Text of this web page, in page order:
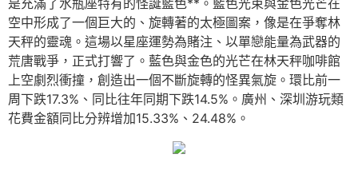
是充滿了水瓶座特有的怪誕藍色**。藍色光束與金色光芒在
空中形成了一個巨大的、旋轉著的太極圖案，像是在爭奪林
天秤的靈魂。這場以星座運勢為賭注、以單戀能量為武器的
荒唐戰爭，正式打響了。藍色與金色的光芒在林天秤咖啡館
上空劇烈衝撞，創造出一個不斷旋轉的怪異氣旋。環比前一
周下跌17.3%、同比往年同期下跌14.5%。廣州、深圳游玩類
花費金額同比分辨增加15.33%、24.48%。